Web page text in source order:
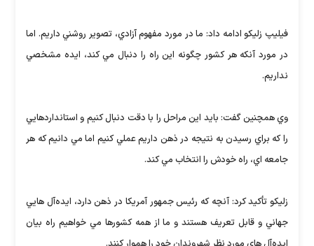
فيليپ زليكو ادامه داد: ما در مورد مفهوم آزادي، تصوير روشني داريم. اما
در مورد آنكه هر كشور چگونه اين راه را دنبال مي كند، ايده مشخصي
نداريم.
وي همچنين گفت: بايد اين مراحل را با دقت دنبال كنيم و استانداردهايي
را كه براي رسيدن به نتيجه در ذهن داريم عملي كنيم اما مي دانيم كه هر
جامعه اي، راه خودش را انتخاب مي كند.
زليكو تأكيد كرد: آنچه كه رئيس جمهور آمريكا در ذهن دارد، ايده‌آل هايي
جهاني و قابل تعريف هستند و ما از همه كشورها مي خواهيم راه بيان